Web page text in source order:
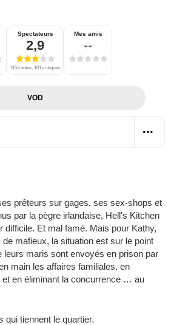
Spectateurs
2,9
1153 notes, 101 critiques
Mes amis
--
VOD
prêteurs sur gages, ses sex-shops et
par la pègre irlandaise, Hell's Kitchen
difficile. Et mal famé. Mais pour Kathy,
mafieux, la situation est sur le point
leurs maris sont envoyés en prison par
main les affaires familiales, en
en éliminant la concurrence … au
qui tiennent le quartier.